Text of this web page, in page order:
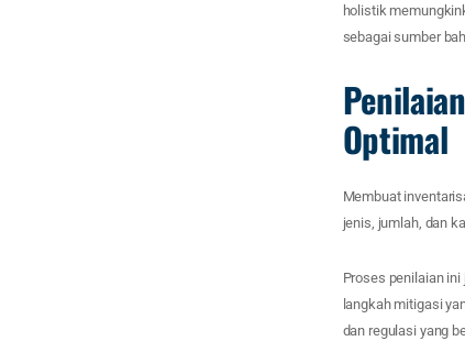
holistik
sebagai sumber
Optimal
Membuat
jenis, jumlah, dan
Proses penilaian
langkah mitigasi
dan regulasi yang